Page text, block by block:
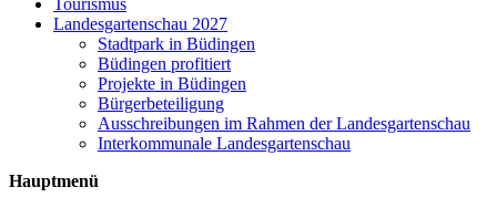
Tourismus
Landesgartenschau 2027
Stadtpark in Büdingen
Büdingen profitiert
Projekte in Büdingen
Bürgerbeteiligung
Ausschreibungen im Rahmen der Landesgartenschau
Interkommunale Landesgartenschau
Hauptmenü